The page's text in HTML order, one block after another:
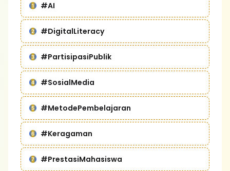
#AI
#DigitalLiteracy
#PartisipasiPublik
#SosialMedia
#MetodePembelajaran
#Keragaman
#PrestasiMahasiswa